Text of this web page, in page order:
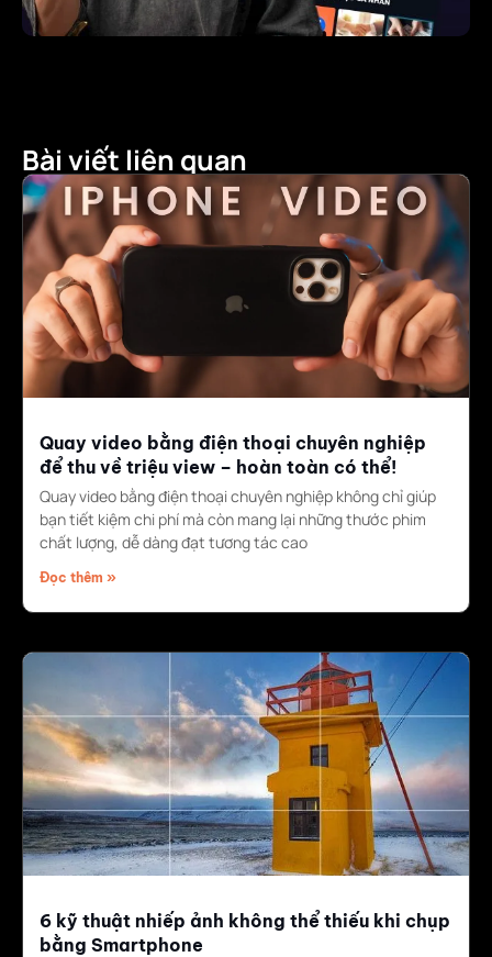
Bài viết liên quan
Quay video bằng điện thoại chuyên nghiệp
để thu về triệu view – hoàn toàn có thể!
Quay video bằng điện thoại chuyên nghiệp không chỉ giúp
bạn tiết kiệm chi phí mà còn mang lại những thước phim
chất lượng, dễ dàng đạt tương tác cao
Đọc thêm »
6 kỹ thuật nhiếp ảnh không thể thiếu khi chụp
bằng Smartphone